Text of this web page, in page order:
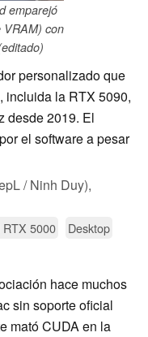
emparejó
VRAM) con
personalizado que
incluida la RTX 5090,
desde 2019. El
el software a pesar
/ Ninh Duy),
RTX 5000
Desktop
hace muchos
sin soporte oficial
mató CUDA en la